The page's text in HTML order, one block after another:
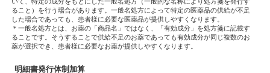
ること）を行う場合があります。一般名処方によって特定の医薬品の供給が不足
した場合であっても、患者様に必要な医薬品が提供しやすくなります。
＊一般名処方とは、お薬の「商品名」ではなく、「有効成分」を処方箋に記載す
ることです。そうすることで供給不足のお薬であっても有効成分が同じ複数のお
薬が選択でき、患者様に必要なお薬が提供しやすくなります。
明細書発行体制加算